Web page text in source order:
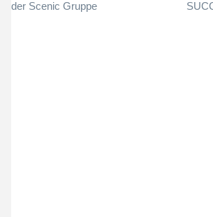
der Scenic Gruppe